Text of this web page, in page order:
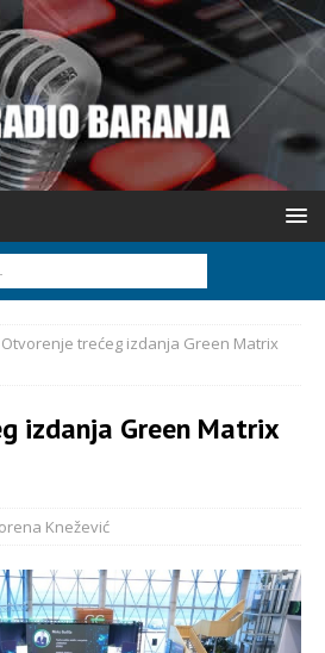
Otvorenje trećeg izdanja Green Matrix
izdanja Green Matrix
Knežević